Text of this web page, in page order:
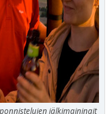
jälkimainingit